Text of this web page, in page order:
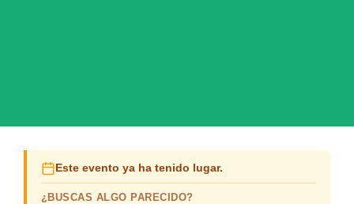
Este evento ya ha tenido lugar.
¿BUSCAS ALGO PARECIDO?